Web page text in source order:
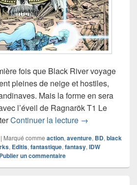
fois que Black River voyage
pleines de neige et hostiles,
Mais la forme en sera
l’éveil de Ragnarök T1 Le
Continuer la lecture Chronique
→
| Marqué comme action, aventure, BD, black
, Editis, fantastique, fantasy, IDW
Publier un commentaire